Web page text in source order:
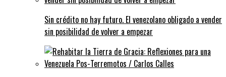
Sin crédito no hay futuro. El venezolano obligado a vender
sin posibilidad de volver a empezar